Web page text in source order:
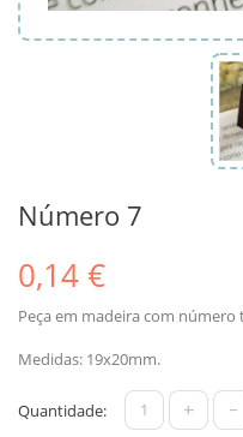
Número 7
0,14 €
Peça em madeira com número
Medidas: 19x20mm.
Quantidade: + -